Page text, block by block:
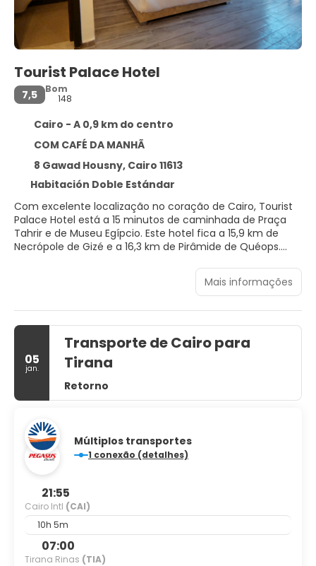
Tourist Palace Hotel
7,5
Bom
148
Cairo - A 0,9 km do centro
COM CAFÉ DA MANHÃ
8 Gawad Housny, Cairo 11613
Habitación Doble Estándar
Com excelente localização no coração de Cairo, Tourist
Palace Hotel está a 15 minutos de caminhada de Praça
Tahrir e de Museu Egípcio. Este hotel fica a 15,9 km de
Necrópole de Gizé e a 16,3 km de Pirâmide de Quéops.
Aproveite a conveniência de comodidades, como Wi-Fi
Curta uma estadia em um de nossos 16 quartos com
decoração individual, com lareiras e TVs LED. Sua cama
de espuma com sistema de memória apresenta roupas
de cama de algodão egípcio. A propriedade oferece Wi-Fi
de cortesia para navegar na web. As comodidades
incluem cofres e bicamas. Além disso, o serviço de
arrumação nos quartos é fornecido diariamente.
Café da manhã continental grátis é servido diariamente,
entre 8h e 11h.
As comodidades presentes incluem serviço de lavanderia
armazenamento para bagagem.
Mais informações
05
jan.
Transporte de Cairo para
Tirana
Retorno
Múltiplos transportes
1 conexão (detalhes)
21:55
Cairo Intl (CAI)
10h 5m
07:00
Tirana Rinas (TIA)